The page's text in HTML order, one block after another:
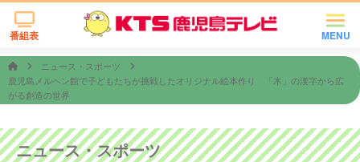
MENU
番組表
ニュース・スポーツ
鹿児島メルヘン館で子どもたちが挑戦したオリジナル絵本作り 「木」の漢字から広
がる創造の世界
ニュース・スポーツ